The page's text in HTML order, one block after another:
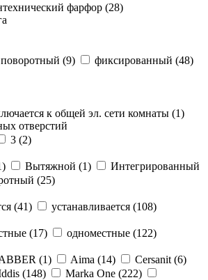
фарфор (28)
поворотный (9) фиксированный (48)
к общей эл. сети комнаты (1)
отверстий
3 (2)
) Вытяжной (1)
Интегрированный
(25)
(41) устанавливается (108)
(17) одноместные (122)
(1) Aima (14) Cersanit (6)
(148) Marka One (222)